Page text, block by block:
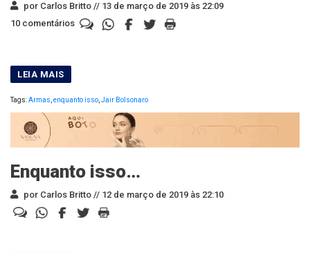
por Carlos Britto // 13 de março de 2019 às 22:09
10 comentários
Tags:Armas enquanto isso Jair Bolsonaro
Enquanto isso…
por Carlos Britto // 12 de março de 2019 às 22:10